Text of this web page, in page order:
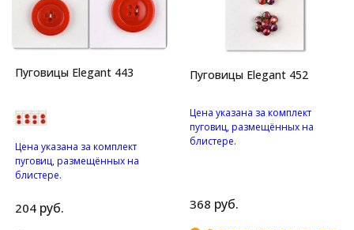
Пуговицы Elegant 443
Цена указана за комплект
пуговиц, размещённых на
блистере.
четырьмя отверстиями.
204 руб.
Пуговицы Elegant 452
Цена указана за комплект
пуговиц, размещённых на
блистере.
368 руб.